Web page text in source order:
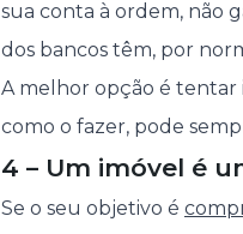
sua conta à ordem, não
dos bancos têm, por
A melhor opção é tentar
como o fazer, pode
4 – Um imóvel é
Se o seu objetivo é